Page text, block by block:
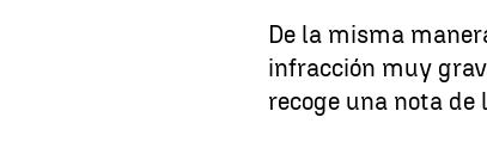
De la misma
infracción muy
recoge una nota de